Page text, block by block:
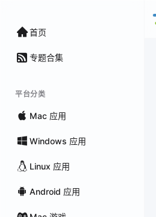
首页
专题合集
平台分类
Mac 应用
Windows 应用
Linux 应用
Android 应用